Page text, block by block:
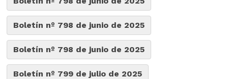
Boletín nº 798 de junio de 2025
Boletín nº 798 de junio de 2025
Boletín nº 799 de julio de 2025